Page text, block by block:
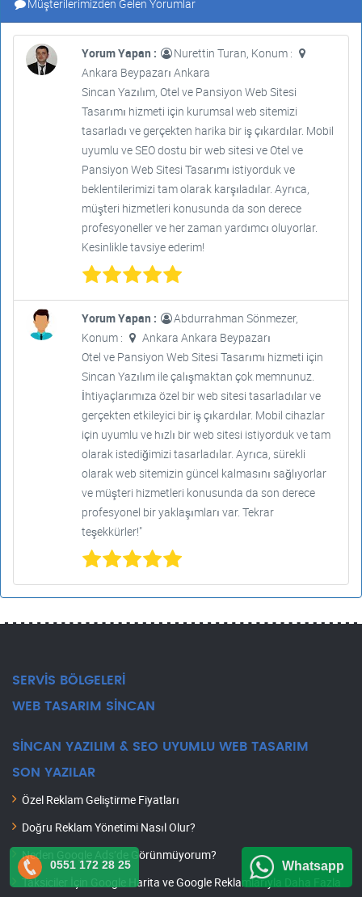
Müşterilerimizden Gelen Yorumlar
Yorum Yapan :
Nurettin Turan, Konum :
Ankara Beypazarı Ankara
Sincan Yazılım, Otel ve Pansiyon Web Sitesi
Tasarımı hizmeti için kurumsal web sitemizi
tasarladı ve gerçekten harika bir iş çıkardılar. Mobil
uyumlu ve SEO dostu bir web sitesi ve Otel ve
Pansiyon Web Sitesi Tasarımı istiyorduk ve
beklentilerimizi tam olarak karşıladılar. Ayrıca,
müşteri hizmetleri konusunda da son derece
profesyoneller ve her zaman yardımcı oluyorlar.
Kesinlikle tavsiye ederim!
Yorum Yapan :
Abdurrahman Sönmezer,
Konum :
Ankara Ankara Beypazarı
Otel ve Pansiyon Web Sitesi Tasarımı hizmeti için
Sincan Yazılım ile çalışmaktan çok memnunuz.
İhtiyaçlarımıza özel bir web sitesi tasarladılar ve
gerçekten etkileyici bir iş çıkardılar. Mobil cihazlar
için uyumlu ve hızlı bir web sitesi istiyorduk ve tam
olarak istediğimizi tasarladılar. Ayrıca, sürekli
olarak web sitemizin güncel kalmasını sağlıyorlar
ve müşteri hizmetleri konusunda da son derece
profesyonel bir yaklaşımları var. Tekrar
teşekkürler!"
SERVİS BÖLGELERİ
WEB TASARIM SİNCAN
SİNCAN YAZILIM & SEO UYUMLU WEB TASARIM
SON YAZILAR
Özel Reklam Geliştirme Fiyatları
Doğru Reklam Yönetimi Nasıl Olur?
Neden Google Ads’de Görünmüyorum?
Taksiciler İçin Google Harita ve Google Reklamlarıyla Daha Fazla
0551 172 28 25 Whatsapp